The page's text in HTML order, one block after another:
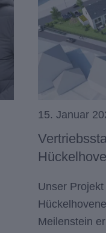
15. Januar
Unser Projekt
Meilenstein